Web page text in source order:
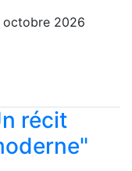
octobre 2026
récit